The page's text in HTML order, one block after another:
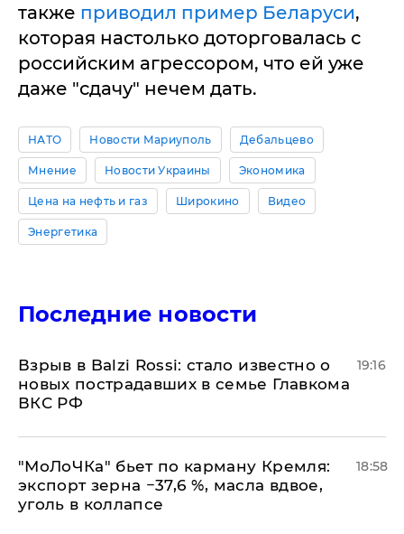
также приводил пример Беларуси,
которая настолько доторговалась с
российским агрессором, что ей уже
даже "сдачу" нечем дать.
НАТО Новости Мариуполь Дебальцево
Мнение Новости Украины Экономика
Цена на нефть и газ Широкино Видео
Энергетика
Последние новости
Взрыв в Balzi Rossi: стало известно о
новых пострадавших в семье Главкома
ВКС РФ
19:16
​"МоЛоЧКа" бьет по карману Кремля:
экспорт зерна −37,6 %, масла вдвое,
уголь в коллапсе
18:58